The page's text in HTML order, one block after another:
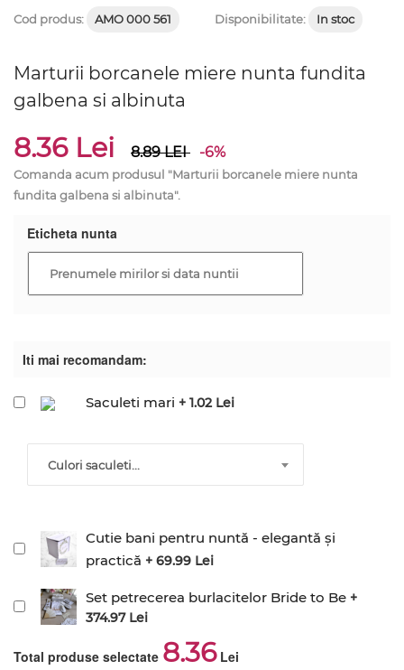
Cod produs: AMO 000 561 Disponibilitate: In stoc
Marturii borcanele miere nunta fundita
galbena si albinuta
8.36 Lei 8.89LEI -6%
Comanda acum produsul "Marturii borcanele miere nunta
fundita galbena si albinuta".
Eticheta nunta
Iti mai recomandam:
Saculeti mari + 1.02 Lei
Culori saculeti...
Cutie bani pentru nuntă - elegantă și
practică + 69.99 Lei
Set petrecerea burlacitelor Bride to Be +
374.97 Lei
Total produse selectate 8.36Lei